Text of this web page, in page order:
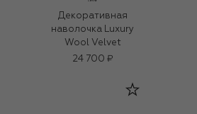
Декоративная
наволочка Luxury
Wool Velvet
24 700 ₽